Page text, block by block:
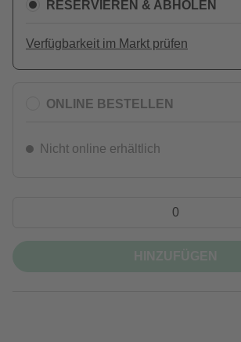
RESERVIEREN & ABHOLEN
Verfügbarkeit im Markt prüfen
ONLINE BESTELLEN
Nicht online erhältlich